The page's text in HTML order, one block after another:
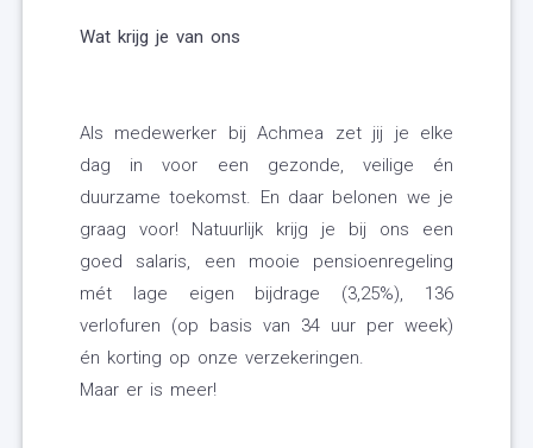
Wat krijg je van ons
Als medewerker bij Achmea zet jij je elke
dag in voor een gezonde, veilige én
duurzame toekomst. En daar belonen we je
graag voor! Natuurlijk krijg je bij ons een
goed salaris, een mooie pensioenregeling
mét lage eigen bijdrage (3,25%), 136
verlofuren (op basis van 34 uur per week)
én korting op onze verzekeringen.
Maar er is meer!